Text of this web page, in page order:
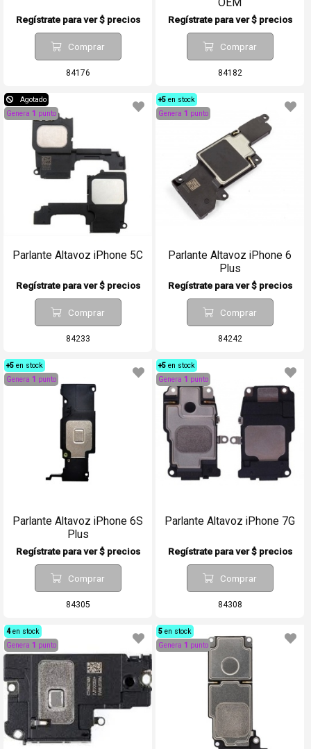
Regístrate para ver $ precios
Comprar
84176
Regístrate para ver $ precios
Comprar
84182
Agotado
Genera 1 punto
Parlante Altavoz iPhone 5C
Regístrate para ver $ precios
Comprar
84233
+5 en stock
Genera 1 punto
Parlante Altavoz iPhone 6
Plus
Regístrate para ver $ precios
Comprar
84242
+5 en stock
Genera 1 punto
Parlante Altavoz iPhone 6S
Plus
Regístrate para ver $ precios
Comprar
84305
+5 en stock
Genera 1 punto
Parlante Altavoz iPhone 7G
Regístrate para ver $ precios
Comprar
84308
4en stock
Genera 1 punto
5 en stock
Genera 1 punto